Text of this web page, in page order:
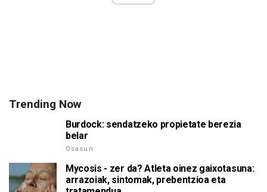
Trending Now
Burdock: sendatzeko propietate berezia
belar
Osasun
Mycosis - zer da? Atleta oinez gaixotasuna:
arrazoiak, sintomak, prebentzioa eta